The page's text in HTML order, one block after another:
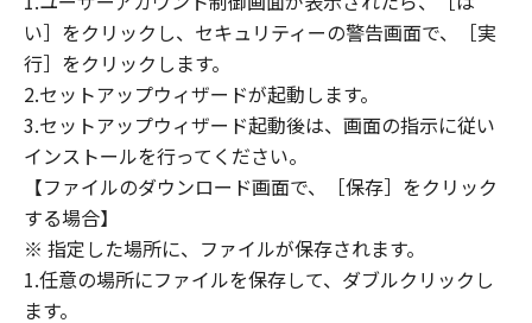
定は、本契約書の終了後も効力を有します。
９．U.S. GOVERNMENT RESTRICTED RIGHTS
NOTICE
“米国政府エンドユーザー”とは、米国政府の機
関また団体を意味します。もしお客様が米国政
府エンドユーザーである場合、以下の規定が適
用されます：The SOFTWARE is a "commercial
item," as that term is defined at 48 C.F.R.
2.101 (Oct 1995), consisting of "commercial
computer software" and "commercial
computer software documentation," as such
い］をクリックし、セキュリティーの警告画面で、［実
行］をクリックします。
2.セットアップウィザードが起動します。
3.セットアップウィザード起動後は、画面の指示に従い
インストールを行ってください。
【ファイルのダウンロード画面で、［保存］をクリック
する場合】
※ 指定した場所に、ファイルが保存されます。
1.任意の場所にファイルを保存して、ダブルクリックし
ます。